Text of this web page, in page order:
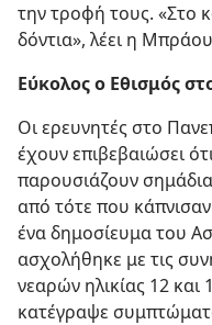
την τροφή τους. «Στο
δόντια», λέει η
Εύκολος ο Εθισμός
Οι ερευνητές στο
έχουν επιβεβαιώσει
παρουσιάζουν
από τότε που
ένα δημοσίευμα του
ασχολήθηκε με τις
νεαρών ηλικίας 12 και
κατέγραψε